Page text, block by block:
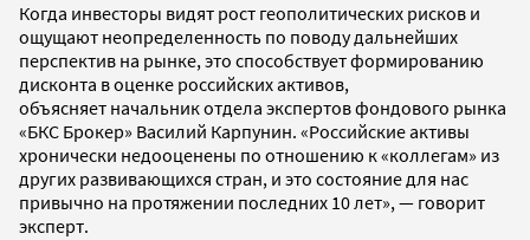
Когда инвесторы видят рост геополитических рисков и
ощущают неопределенность по поводу дальнейших
перспектив на рынке, это способствует формированию
дисконта в оценке российских активов,
объясняет начальник отдела экспертов фондового рынка
«БКС Брокер» Василий Карпунин. «Российские активы
хронически недооценены по отношению к «коллегам» из
других развивающихся стран, и это состояние для нас
привычно на протяжении последних 10 лет», — говорит
эксперт.